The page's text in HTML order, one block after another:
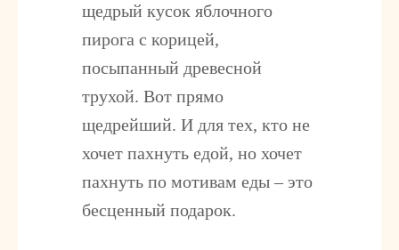
щедрый кусок яблочного
пирога с корицей,
посыпанный древесной
трухой. Вот прямо
щедрейший. И для тех, кто не
хочет пахнуть едой, но хочет
пахнуть по мотивам еды – это
бесценный подарок.